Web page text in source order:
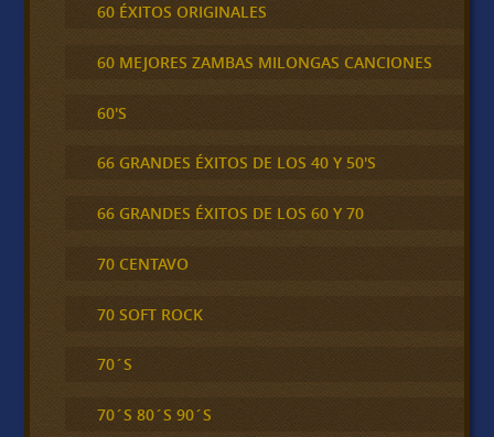
60 ÉXITOS ORIGINALES
60 MEJORES ZAMBAS MILONGAS CANCIONES
60'S
66 GRANDES ÉXITOS DE LOS 40 Y 50'S
66 GRANDES ÉXITOS DE LOS 60 Y 70
70 CENTAVO
70 SOFT ROCK
70´S
70´S 80´S 90´S